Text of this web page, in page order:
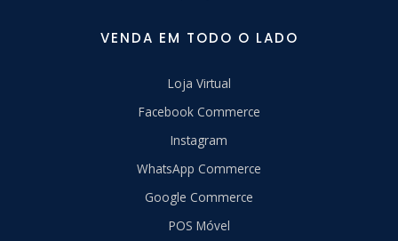
VENDA EM TODO O LADO
Loja Virtual
Facebook Commerce
Instagram
WhatsApp Commerce
Google Commerce
POS Móvel